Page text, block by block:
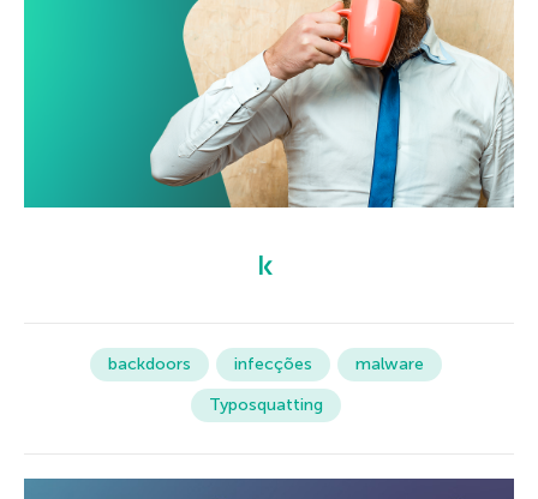
backdoors infecções
malware
Typosquatting